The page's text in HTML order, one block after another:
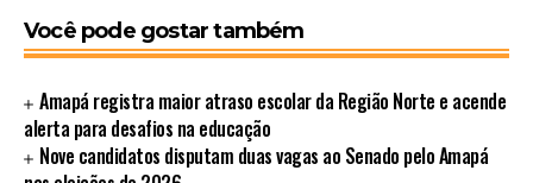
Você pode gostar também
Amapá registra maior atraso escolar da Região Norte e acende
alerta para desafios na educação
Nove candidatos disputam duas vagas ao Senado pelo Amapá